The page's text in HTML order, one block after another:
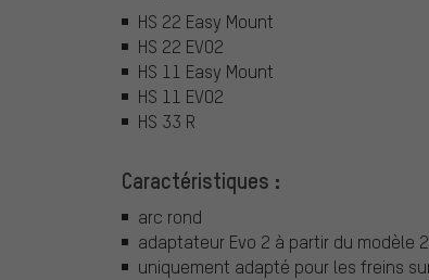
HS 22 Easy Mount
HS 22 EVO2
HS 11 Easy Mount
HS 11 EVO2
HS 33 R
Caractéristiques :
arc rond
adaptateur Evo 2 à partir du modèle
uniquement adapté pour les freins